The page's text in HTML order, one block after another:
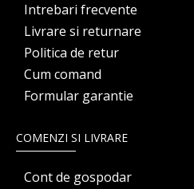
Intrebari frecvente
Livrare si returnare
Politica de retur
Cum comand
Formular garantie
COMENZI SI LIVRARE
Cont de gospodar